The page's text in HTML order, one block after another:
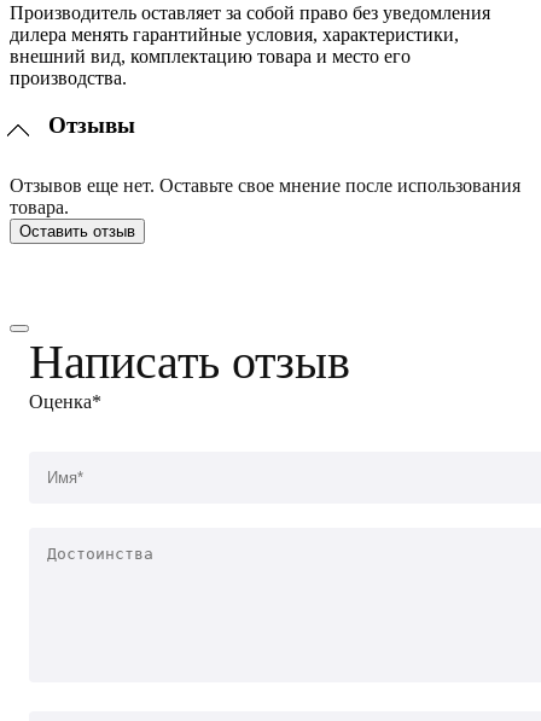
Производитель оставляет за собой право без уведомления
дилера менять гарантийные условия, характеристики,
внешний вид, комплектацию товара и место его
производства.
Отзывы
Отзывов еще нет. Оставьте свое мнение после использования
товара.
Оставить отзыв
Написать отзыв
Оценка*